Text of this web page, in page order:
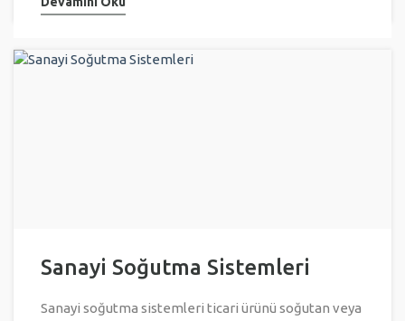
Sanayi Soğutma Sistemleri
Sanayi soğutma sistemleri ticari ürünü soğutan veya